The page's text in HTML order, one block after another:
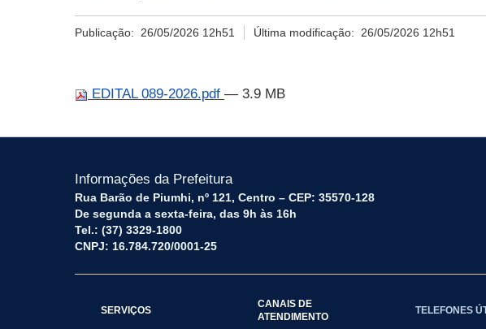
Publicação: 26/05/2026 12h51 Última modificação: 26/05/2026 12h51
EDITAL 089-2026.pdf — 3.9 MB
Informações da Prefeitura
Rua Barão de Piumhi, nº 121, Centro – CEP: 35570-128
De segunda a sexta-feira, das 9h às 16h
Tel.: (37) 3329-1800
CNPJ: 16.784.720/0001-25
SERVIÇOS
CANAIS DE
ATENDIMENTO
TELEFONES